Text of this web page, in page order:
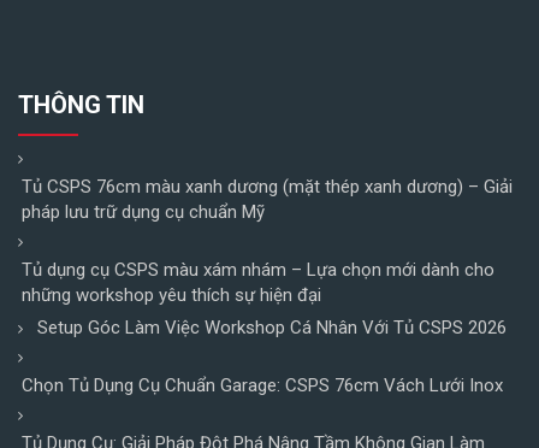
THÔNG TIN
Tủ CSPS 76cm màu xanh dương (mặt thép xanh dương) – Giải
pháp lưu trữ dụng cụ chuẩn Mỹ
Tủ dụng cụ CSPS màu xám nhám – Lựa chọn mới dành cho
những workshop yêu thích sự hiện đại
Setup Góc Làm Việc Workshop Cá Nhân Với Tủ CSPS 2026
Chọn Tủ Dụng Cụ Chuẩn Garage: CSPS 76cm Vách Lưới Inox